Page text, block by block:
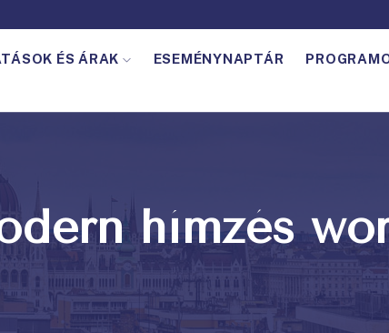
ÉS ÁRAK ESEMÉNYNAPTÁR
hímzés